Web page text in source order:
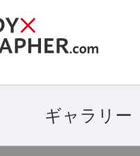
ギャラリー